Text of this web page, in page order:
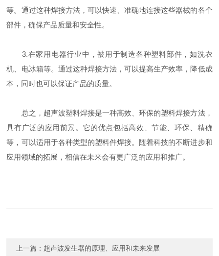
等。通过这种焊接方法，可以快速、准确地连接这些器械的各个
部件，确保产品质量和安全性。
3.在家用电器行业中，被用于制造各种塑料部件，如洗衣
机、电冰箱等。通过这种焊接方法，可以提高生产效率，降低成
本，同时也可以保证产品的质量。
总之，超声波塑料焊接是一种高效、环保的塑料焊接方法，
具有广泛的应用前景。它的优点包括高效、节能、环保、精确
等，可以适用于各种类型的塑料件焊接。随着科技的不断进步和
应用领域的拓展，相信在未来会有更广泛的应用和推广。
上一篇： 超声波发生器的原理、应用和未来发展